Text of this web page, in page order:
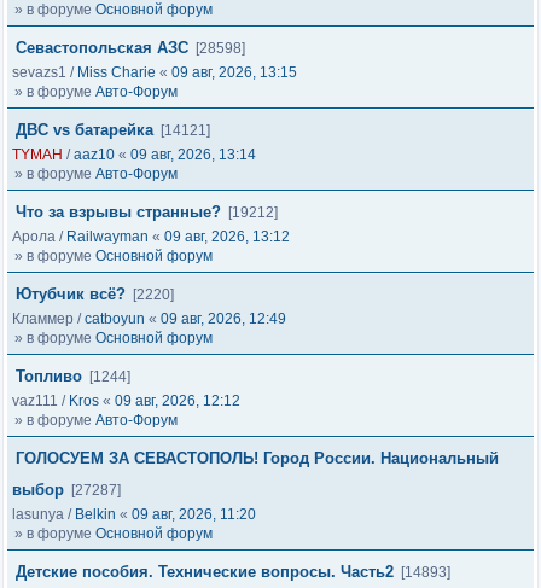
» в форуме Основной форум
Севастопольская АЗС [28598]
sevazs1 / Miss Charie « 09 авг, 2026, 13:15
» в форуме Авто-Форум
ДВС vs батарейка [14121]
TYMAH /aaz10 « 09 авг, 2026, 13:14
» в форуме Авто-Форум
Что за взрывы странные? [19212]
Арола / Railwayman « 09 авг, 2026, 13:12
» в форуме Основной форум
Ютубчик всё? [2220]
Кламмер /catboyun « 09 авг, 2026, 12:49
» в форуме Основной форум
Топливо [1244]
vaz111 / Kros « 09 авг, 2026, 12:12
» в форуме Авто-Форум
ГОЛОСУЕМ ЗА СЕВАСТОПОЛЬ! Город России. Национальный
выбор [27287]
lasunya / Belkin « 09 авг, 2026, 11:20
» в форуме Основной форум
Детские пособия. Технические вопросы. Часть2 [14893]